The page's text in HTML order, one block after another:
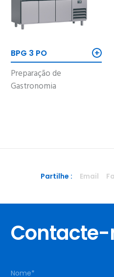
BPG 3 PO +
Preparação de
Gastronomia
Partilhe : Email
Contacte-